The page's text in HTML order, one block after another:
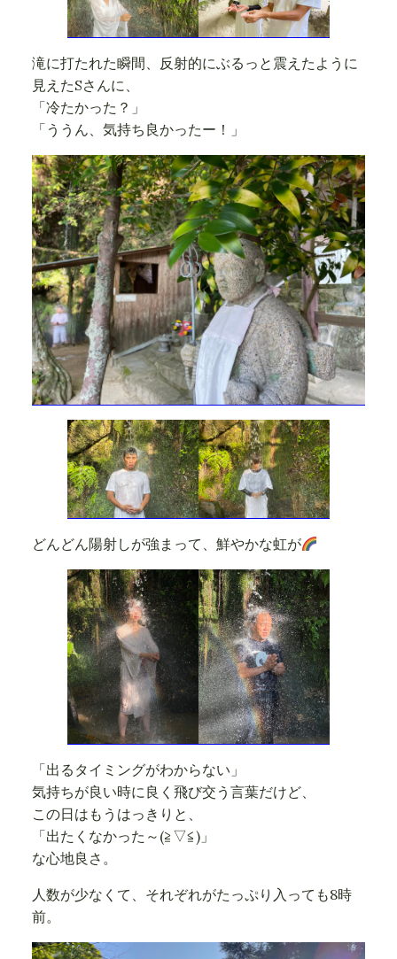
滝に打たれた瞬間、反射的にぶるっと震えたように
見えたSさんに、
「冷たかった？」
「ううん、気持ち良かったー！」
どんどん陽射しが強まって、鮮やかな虹が
「出るタイミングがわからない」
気持ちが良い時に良く飛び交う言葉だけど、
この日はもうはっきりと、
「出たくなかった～(≧▽≦)」
な心地良さ。
人数が少なくて、それぞれがたっぷり入っても8時
前。